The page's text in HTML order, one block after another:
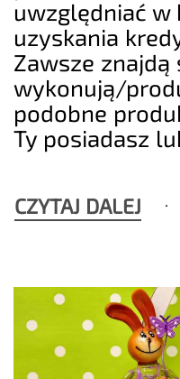
uwzględniać w
uzyskania
Zawsze
wykonują/
podobne
Ty posiadasz
CZYTAJ DALEJ